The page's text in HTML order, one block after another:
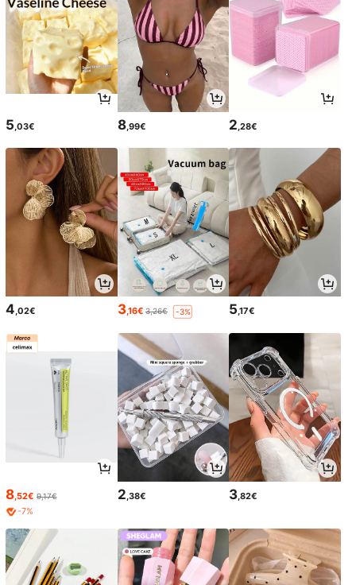
5,03€ 8,99€ 2,28€
4,02€ 3,16€ 3,26€ -3% 5,17€
8 ,52€ 9,17€
-7%
2 ,38€ 3 ,82€